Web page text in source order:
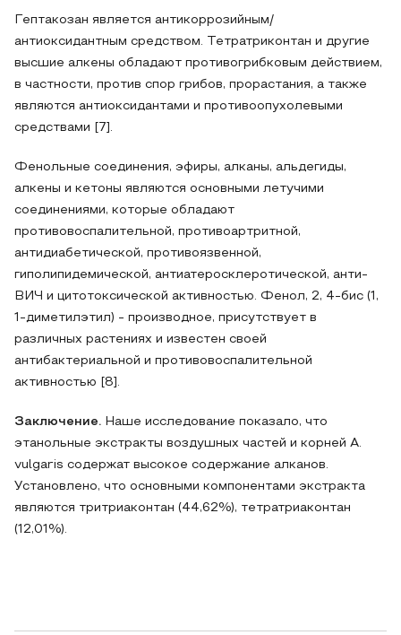
Гептакозан является антикоррозийным/
антиоксидантным средством. Тетратриконтан и другие
высшие алкены обладают противогрибковым действием,
в частности, против спор грибов, прорастания, а также
являются антиоксидантами и противоопухолевыми
средствами [7].
Фенольные соединения, эфиры, алканы, альдегиды,
алкены и кетоны являются основными летучими
соединениями, которые обладают
противовоспалительной, противоартритной,
антидиабетической, противоязвенной,
гиполипидемической, антиатеросклеротической, анти-
ВИЧ и цитотоксической активностью. Фенол, 2, 4-бис (1,
1-диметилэтил) - производное, присутствует в
различных растениях и известен своей
антибактериальной и противовоспалительной
активностью [8].
Заключение. Наше исследование показало, что
этанольные экстракты воздушных частей и корней A.
vulgaris содержат высокое содержание алканов.
Установлено, что основными компонентами экстракта
являются тритриаконтан (44,62%), тетратриаконтан
(12,01%).